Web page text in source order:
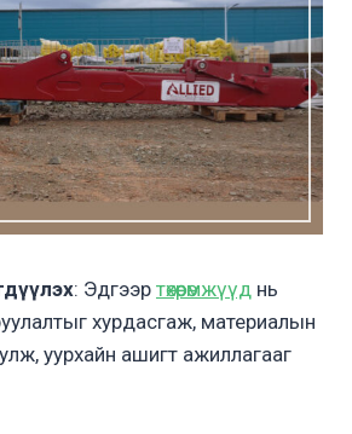
: Эдгээр төхөөрөмжүүд нь
хурдасгаж, материалын
уурхайн ашигт ажиллагааг